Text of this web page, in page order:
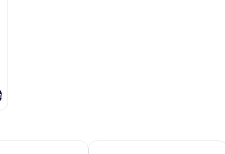
Edition
a member of Radisson IndividualsVienna House Easy by Wyndham